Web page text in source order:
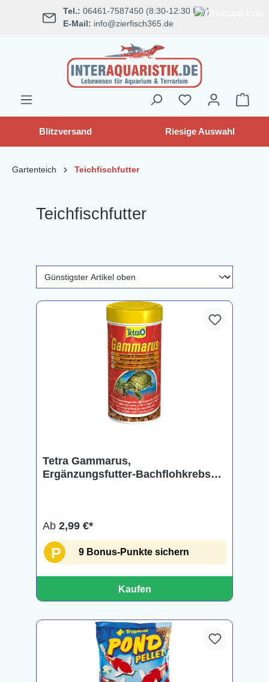
springen Tel.: 06461-7587450 (8:30-12:30 Uhr)
E-Mail: info@zierfisch365.de
Blitzversand Riesige Auswahl
Gartenteich Teichfischfutter
Teichfischfutter
Tetra Gammarus,
Ergänzungsfutter-Bachflohkrebse,
Ab 2,99 €*
P 9 Bonus-Punkte sichern
Kaufen